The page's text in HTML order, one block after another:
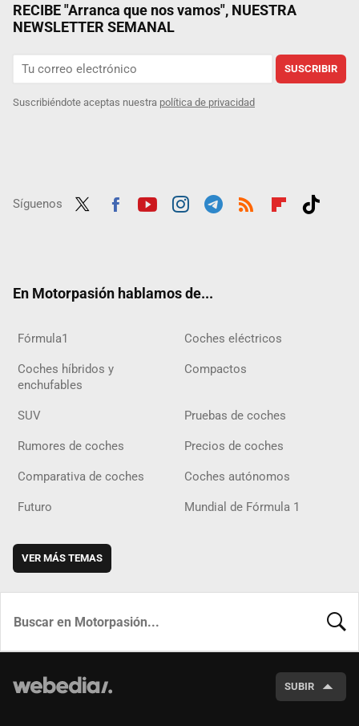
RECIBE "Arranca que nos vamos", NUESTRA
NEWSLETTER SEMANAL
SUSCRIBIR
Suscribiéndote aceptas nuestra política de privacidad
Síguenos
En Motorpasión hablamos de...
Fórmula1 Coches eléctricos
Coches híbridos y
enchufables
Compactos
SUV Pruebas de coches
Rumores de coches Precios de coches
Comparativa de coches Coches autónomos
Futuro Mundial de Fórmula 1
VER MÁS TEMAS
SUBIR